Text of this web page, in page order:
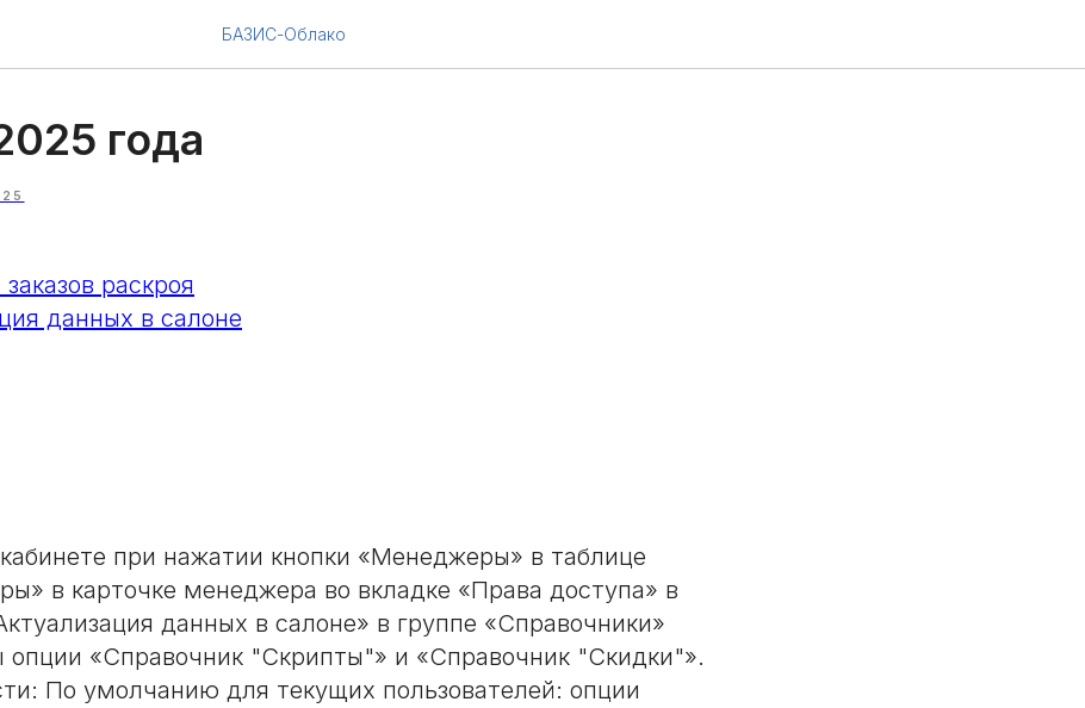
БАЗИС-Облако
года
раскроя
данных в салоне
при нажатии кнопки «Менеджеры» в таблице
в карточке менеджера во вкладке «Права доступа» в
данных в салоне» в группе «Справочники»
опции «Справочник "Скрипты"» и «Справочник "Скидки"».
По умолчанию для текущих пользователей: опции